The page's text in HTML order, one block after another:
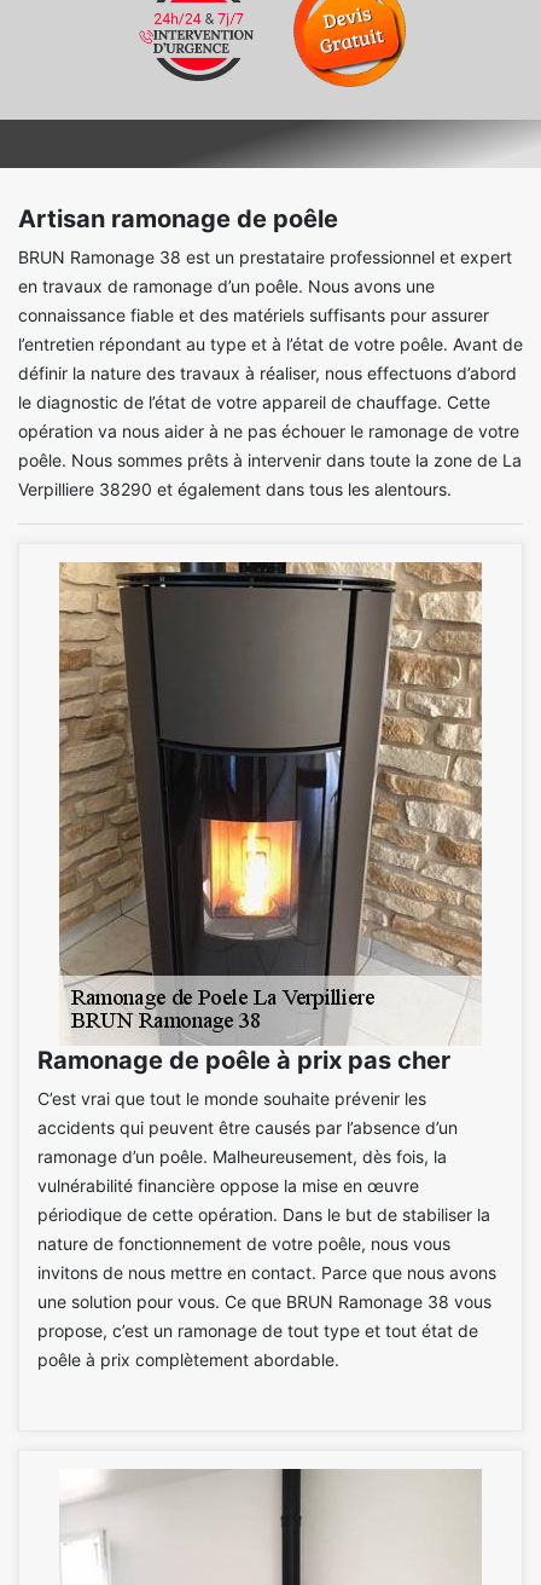
Artisan ramonage de poêle
BRUN Ramonage 38 est un prestataire professionnel et expert
en travaux de ramonage d’un poêle. Nous avons une
connaissance fiable et des matériels suffisants pour assurer
l’entretien répondant au type et à l’état de votre poêle. Avant de
définir la nature des travaux à réaliser, nous effectuons d’abord
le diagnostic de l’état de votre appareil de chauffage. Cette
opération va nous aider à ne pas échouer le ramonage de votre
poêle. Nous sommes prêts à intervenir dans toute la zone de La
Verpilliere 38290 et également dans tous les alentours.
Ramonage de poêle à prix pas cher
C’est vrai que tout le monde souhaite prévenir les
accidents qui peuvent être causés par l’absence d’un
ramonage d’un poêle. Malheureusement, dès fois, la
vulnérabilité financière oppose la mise en œuvre
périodique de cette opération. Dans le but de stabiliser la
nature de fonctionnement de votre poêle, nous vous
invitons de nous mettre en contact. Parce que nous avons
une solution pour vous. Ce que BRUN Ramonage 38 vous
propose, c’est un ramonage de tout type et tout état de
poêle à prix complètement abordable.